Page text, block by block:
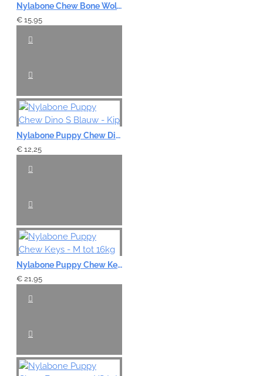
Nylabone Chew Bone Wolf M - Peanutbutter
€ 15,95
Nylabone Puppy Chew Dino S Blauw - Kip
€ 12,25
Nylabone Puppy Chew Keys - M tot 16kg
€ 21,95